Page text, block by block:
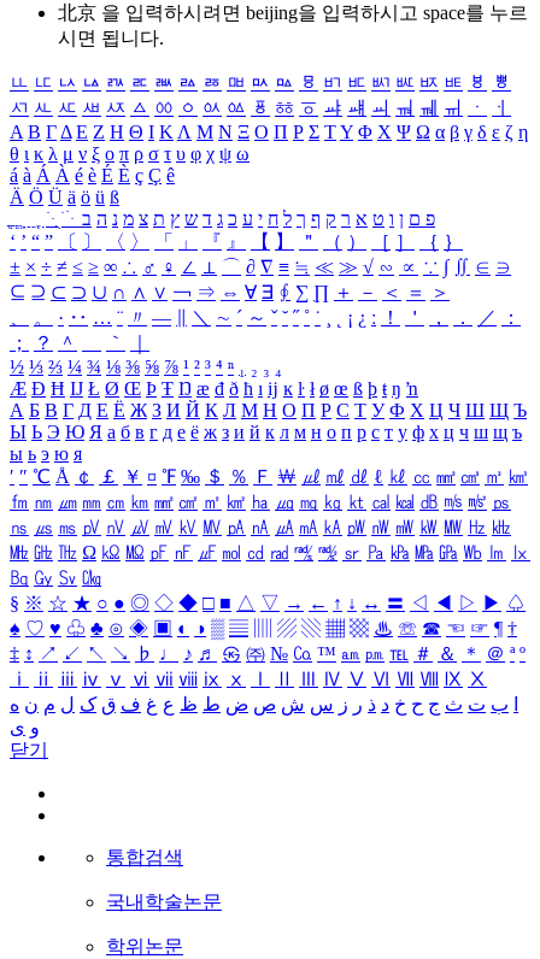
北京 을 입력하시려면 beijing을 입력하시고 space를 누르
시면 됩니다.
ㅥ ㅦ ㅧ ㅨ ㅩ ㅪ ㅫ ㅬ ㅭ ㅮ ㅯ ㅰ ㅱ ㅲ ㅳ ㅴ ㅵ ㅶ ㅷ ㅸ
ㅹ
ㅺ ㅻ ㅼ ㅽ ㅾ ㅿ ㆀ ㆁ ㆂ ㆃ ㆄ ㆅ ㆆ ㆇ ㆈ ㆉ ㆊ ㆋ ㆌ ㆍ
ㆎ
Α Β ΓΔ Ε Ζ Η Θ Ι ΚΛ Μ Ν Ξ Ο Π Ρ Σ ΤΥ Φ Χ Ψ Ω α β γ δ ε ζ η
θ ι κ λ μ ν ξ ο π ρ σ τ υ φ χ ψ ω
á à Á À é è É È ç Ç ê
Ä Ö Ü ä ö ü ß
ִֶֹ ֻּ ׁׂ פ ם ן ו ט א ר ק ף ך ל ח י ע כ ג ד ש ץ ת צ מ נ ה ב
‘ ’ “ ” 〔 〕 〈 〉 「 」 『 』 【 】 ＂ （ ） ［ ］ ｛ ｝
± × ÷ ≠ ≤ ≥ ∞ ∴ ♂ ♀ ∠ ⊥ ⌒ ∂ ∇ ≡ ≒ ≪ ≫ √ ∽ ∝ ∵ ∫ ∬ ∈ ∋
⊆ ⊇ ⊂ ⊃ ∪ ∩ ∧ ∨ ￢ ⇒ ⇔ ∀ ∃ ∮ ∑ ∏ ＋ － ＜ ＝
＞
、
。 · ‥ … ¨ 〃 ― ＼ ∼ ´ ～ ˇ ˘ ˝ ˚ ˙ ¸ ¡ ¿ ː ！ ＇ ， ． ／
：
；
？ ＾ ｀
½ ⅓ ⅔ ¼ ¾ ⅛ ⅜ ⅝ ⅞ ¹ ² ³ ⁴ ⁿ ₁ ₂ ₃ ₄
Æ Ð Ħ Ĳ Ł Ø Œ Þ Ŧ Ŋ æ đ ð ħ ı ĳ ĸ ŀ ł ø œ ß þ ŧ ŋ ŉ
А Б В Г Д Е Ё Ж З И Й К Л М Н О П Р С Т У Ф Х Ц Ч Ш Щ Ъ
Ы Ь Э Ю Я а б в г д е ё ж з и й к л м н о п р с т у ф х ц ч ш щ ъ
ы ь э ю я
′ ″ ℃ Å ￠ ￡ ￥ ¤ ℉ ‰ ＄ ％ Ｆ ￦ ㎕ ㎖ ㎗ ℓ ㎘ ㏄ ㎣ ㎤ ㎥ ㎦
㎙ ㎚ ㎛ ㎜ ㎝ ㎞ ㎟ ㎠ ㎡ ㎢ ㏊ ㎍ ㎎ ㎏ ㏏ ㎈ ㎉ ㏈ ㎧ ㎨ ㎰
㎱ ㎲ ㎳ ㎴ ㎵ ㎶ ㎷ ㎸ ㎹ ㎀ ㎁ ㎂ ㎃ ㎄ ㎺ ㎻ ㎽ ㎾ ㎿ ㎐ ㎑
㎒ ㎓ ㎔ Ω ㏀ ㏁ ㎊ ㎋ ㎌ ㏖ ㏅ ㎭ ㎮ ㎯ ㏛ ㎩ ㎪ ㎫ ㎬ ㏝ ㏐
㏓
㏃ ㏉ ㏜ ㏆
§ ※ ☆ ★ ○ ● ◎ ◇ ◆ □ ■ △ ▽ → ← ↑ ↓ ↔ 〓 ◁ ◀ ▷ ▶ ♤
♠ ♡ ♥ ♧ ♣ ⊙ ◈ ▣ ◐ ◑ ▒ ▤ ▨ ▧ ▦ ▩ ♨ ☏ ☎ ☜ ☞ ¶ †
‡ ↕ ↗ ↙ ↖ ↘ ♭ ♩ ♪ ♬ ㉿ ㈜ № ㏇ ™ ㏂ ㏘ ℡ ＃ ＆ ＊ ＠ ª º
ⅰ
ⅱ ⅲ ⅳ ⅴ ⅵ ⅶ ⅷ ⅸ ⅹ Ⅳ Ⅴ Ⅵ Ⅶ Ⅷ Ⅸ Ⅹ
ب ت ث ج ح خ د ذ ر ز س ش ص ض ط ظ ع غ ف ق ک ل م ن ه
و ی
닫기
통합검색
국내학술논문
학위논문